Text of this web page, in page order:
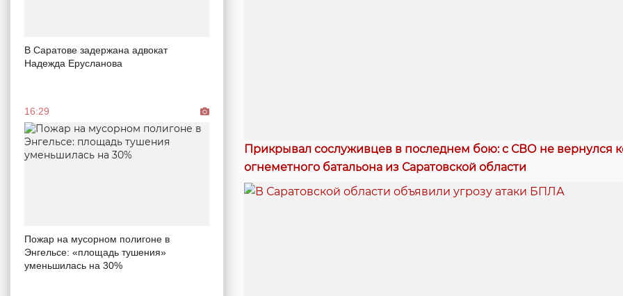
В Саратове задержана адвокат
Надежда Ерусланова
16:29
Пожар на мусорном полигоне в
Энгельсе: «площадь тушения»
уменьшилась на 30%
Прикрывал сослуживцев в последнем бою: с СВО не вернулся
огнеметного батальона из Саратовской области